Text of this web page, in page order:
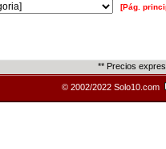
[Pág.
** Precios
© 2002/2022 Solo10.com